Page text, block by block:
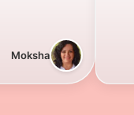
Moksha